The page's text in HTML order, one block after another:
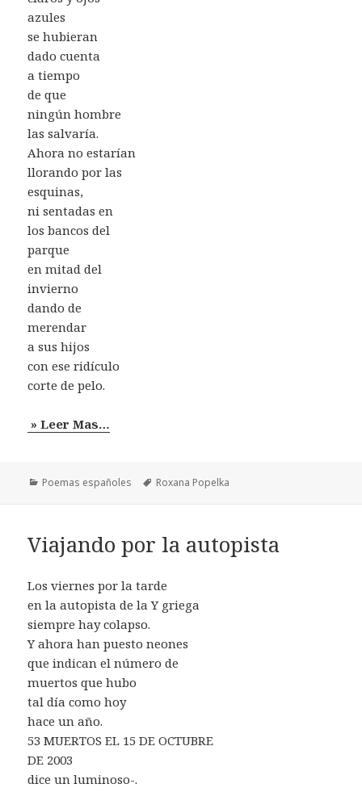
azules
se hubieran
dado cuenta
a tiempo
de que
ningún hombre
las salvaría.
Ahora no estarían
llorando por las
esquinas,
ni sentadas en
los bancos del
parque
en mitad del
invierno
dando de
merendar
a sus hijos
con ese ridículo
corte de pelo.
» Leer Mas…
Categorías
Poemas españoles Etiquetas
Roxana Popelka
Viajando por la autopista
Los viernes por la tarde
en la autopista de la Y griega
siempre hay colapso.
Y ahora han puesto neones
que indican el número de
muertos que hubo
tal día como hoy
hace un año.
53 MUERTOS EL 15 DE OCTUBRE
DE 2003
dice un luminoso-.